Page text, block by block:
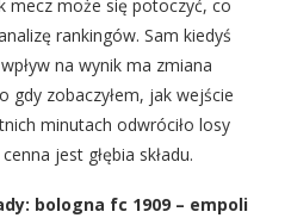
mecz może się potoczyć, co
rankingów. Sam kiedyś
na wynik ma zmiana
gdy zobaczyłem, jak wejście
minutach odwróciło losy
jest głębia składu.
bologna fc 1909 – empoli